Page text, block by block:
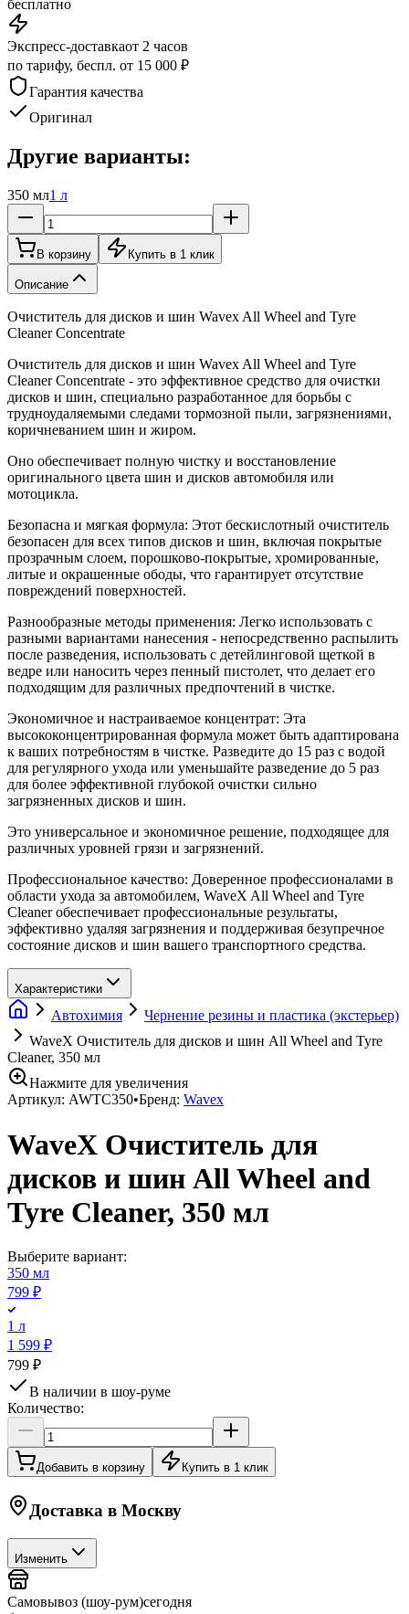
бесплатно
Экспресс-доставкаот 2 часов
по тарифу, беспл. от 15 000 ₽
Гарантия качества
Оригинал
Другие варианты:
350 мл1 л
В корзину Купить в 1 клик
Описание
Очиститель для дисков и шин Wavex All Wheel and Tyre
Cleaner Concentrate
Очиститель для дисков и шин Wavex All Wheel and Tyre
Cleaner Concentrate - это эффективное средство для очистки
дисков и шин, специально разработанное для борьбы с
трудноудаляемыми следами тормозной пыли, загрязнениями,
коричневанием шин и жиром.
Оно обеспечивает полную чистку и восстановление
оригинального цвета шин и дисков автомобиля или
мотоцикла.
Безопасна и мягкая формула: Этот бескислотный очиститель
безопасен для всех типов дисков и шин, включая покрытые
прозрачным слоем, порошково-покрытые, хромированные,
литые и окрашенные ободы, что гарантирует отсутствие
повреждений поверхностей.
Разнообразные методы применения: Легко использовать с
разными вариантами нанесения - непосредственно распылить
после разведения, использовать с детейлинговой щеткой в
ведре или наносить через пенный пистолет, что делает его
подходящим для различных предпочтений в чистке.
Экономичное и настраиваемое концентрат: Эта
высококонцентрированная формула может быть адаптирована
к ваших потребностям в чистке. Разведите до 15 раз с водой
для регулярного ухода или уменьшайте разведение до 5 раз
для более эффективной глубокой очистки сильно
загрязненных дисков и шин.
Это универсальное и экономичное решение, подходящее для
различных уровней грязи и загрязнений.
Профессиональное качество: Доверенное профессионалами в
области ухода за автомобилем, WaveX All Wheel and Tyre
Cleaner обеспечивает профессиональные результаты,
эффективно удаляя загрязнения и поддерживая безупречное
состояние дисков и шин вашего транспортного средства.
Характеристики
Автохимия
Чернение резины и пластика (экстерьер)
WaveX Очиститель для дисков и шин All Wheel and Tyre
Cleaner, 350 мл
Нажмите для увеличения
Артикул: AWTC350•Бренд: Wavex
WaveX Очиститель для
дисков и шин All Wheel and
Tyre Cleaner, 350 мл
Выберите вариант:
350 мл
799 ₽
1 л
1 599 ₽
799 ₽
В наличии в шоу-руме
Количество:
Добавить в корзину Купить в 1 клик
Доставка в Москву
Изменить
Самовывоз (шоу-рум)сегодня